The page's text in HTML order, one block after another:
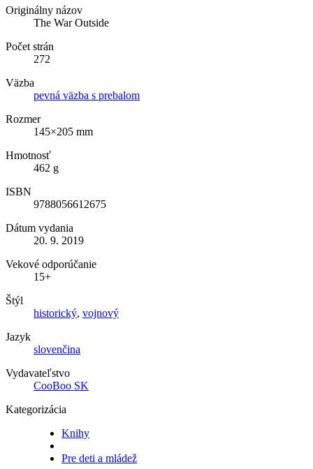
Originálny názov
The War Outside
Počet strán
272
Väzba
pevná väzba s prebalom
Rozmer
145×205 mm
Hmotnosť
462 g
ISBN
9788056612675
Dátum vydania
20. 9. 2019
Vekové odporúčanie
15+
Štýl
historický, vojnový
Jazyk
slovenčina
Vydavateľstvo
CooBoo SK
Kategorizácia
Knihy
Pre deti a mládež